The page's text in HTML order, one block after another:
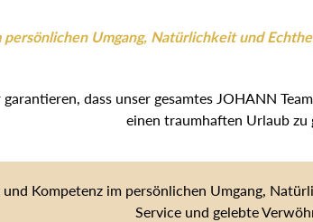
Umgang, Natürlichkeit und
dass unser gesamtes JOHANN
einen traumhaften Urlaub zu
und Kompetenz im persönlichen Umgang,
Service und gelebte